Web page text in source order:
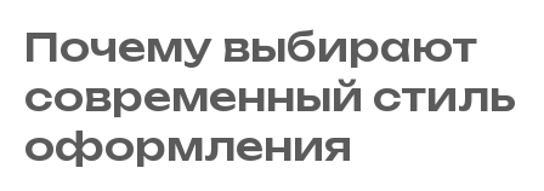
Почему выбирают
современный стиль
оформления